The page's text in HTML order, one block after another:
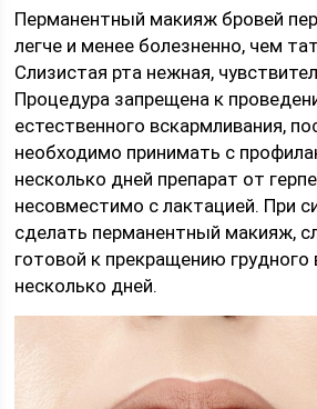
Перманентный макияж бровей
легче и менее болезненно, чем
Слизистая рта нежная,
Процедура запрещена к
естественного вскармливания,
необходимо принимать с
несколько дней препарат от
несовместимо с лактацией. При
сделать перманентный макияж,
готовой к прекращению грудного
несколько дней.